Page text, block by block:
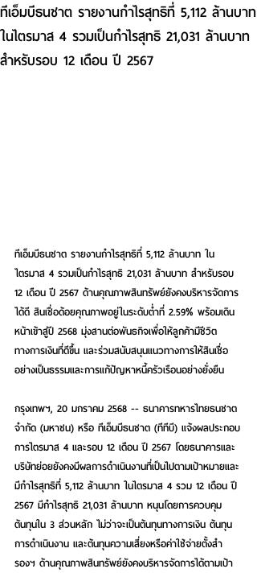
ทีเอ็มบีธนชาต รายงานกำไรสุทธิที่ 5,112 ล้านบาท
ในไตรมาส 4 รวมเป็นกำไรสุทธิ 21,031 ล้านบาท
สำหรับรอบ 12 เดือน ปี 2567
ทีเอ็มบีธนชาต รายงานกำไรสุทธิที่ 5,112 ล้านบาท ใน
ไตรมาส 4 รวมเป็นกำไรสุทธิ 21,031 ล้านบาท สำหรับรอบ
12 เดือน ปี 2567 ด้านคุณภาพสินทรัพย์ยังคงบริหารจัดการ
ได้ดี สินเชื่อด้อยคุณภาพอยู่ในระดับต่ำที่ 2.59% พร้อมเดิน
หน้าเข้าสู่ปี 2568 มุ่งสานต่อพันธกิจเพื่อให้ลูกค้ามีชีวิต
ทางการเงินที่ดีขึ้น และร่วมสนับสนุนแนวทางการให้สินเชื่อ
อย่างเป็นธรรมและการแก้ปัญหาหนี้ครัวเรือนอย่างยั่งยืน
กรุงเทพฯ, 20 มกราคม 2568 -- ธนาคารทหารไทยธนชาต
จำกัด (มหาชน) หรือ ทีเอ็มบีธนชาต (ทีทีบี) แจ้งผลประกอบ
การไตรมาส 4 และรอบ 12 เดือน ปี 2567 โดยธนาคารและ
บริษัทย่อยยังคงมีผลการดำเนินงานที่เป็นไปตามเป้าหมายและ
มีกำไรสุทธิที่ 5,112 ล้านบาท ในไตรมาส 4 รวม 12 เดือน ปี
2567 มีกำไรสุทธิ 21,031 ล้านบาท หนุนโดยการควบคุม
ต้นทุนใน 3 ส่วนหลัก ไม่ว่าจะเป็นต้นทุนทางการเงิน ต้นทุน
การดำเนินงาน และต้นทุนความเสี่ยงหรือค่าใช้จ่ายตั้งสำ
รองฯ ด้านคุณภาพสินทรัพย์ยังคงบริหารจัดการได้ตามเป้า